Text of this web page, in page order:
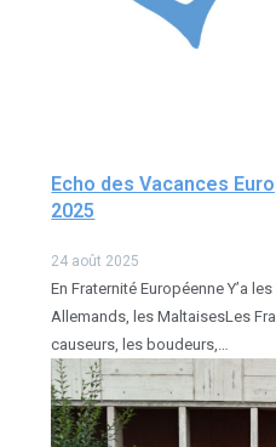
Echo des Vacances
2025
24 août 2025
En Fraternité Européenne Y’a
Allemands, les MaltaisesLes
causeurs, les boudeurs,…